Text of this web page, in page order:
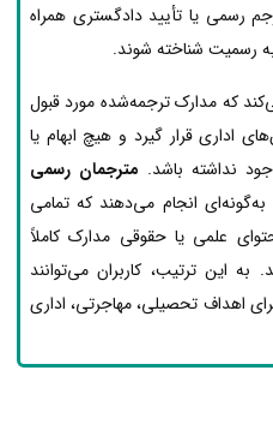
رسمی یا تأیید دادگستری همراه
به رسمیت شناخته شوند.
که مدارک ترجمه‌شده مورد قبول
اداری قرار گیرد و هیچ ابهام یا
نداشته باشد. مترجمان رسمی
به‌گونه‌ای انجام می‌دهند که تمامی
علمی یا حقوقی مدارک کاملاً
به این ترتیب، کاربران می‌توانند
اهداف تحصیلی، مهاجرتی، اداری